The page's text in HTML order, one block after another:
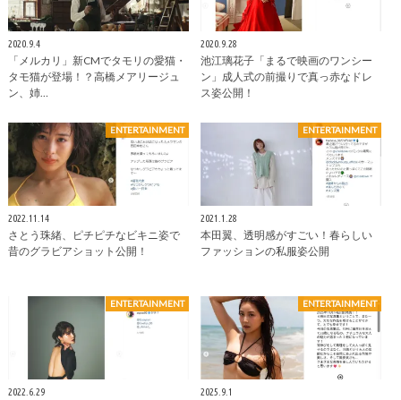
2020.9.4
「メルカリ」新CMでタモリの愛猫・
タモ猫が登場！？高橋メアリージュ
ン、姉…
2020.9.28
池江璃花子「まるで映画のワンシー
ン」成人式の前撮りで真っ赤なドレ
ス姿公開！
ENTERTAINMENT
2022.11.14
さとう珠緒、ピチピチなビキニ姿で
昔のグラビアショット公開！
ENTERTAINMENT
2021.1.28
本田翼、透明感がすごい！春らしい
ファッションの私服姿公開
ENTERTAINMENT
2022.6.29
ENTERTAINMENT
2025.9.1